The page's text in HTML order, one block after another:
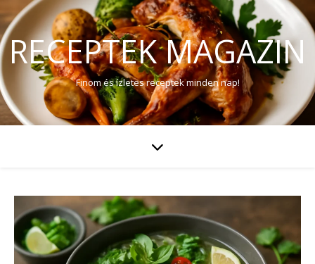
RECEPTEK MAGAZIN
Finom és ízletes receptek minden nap!